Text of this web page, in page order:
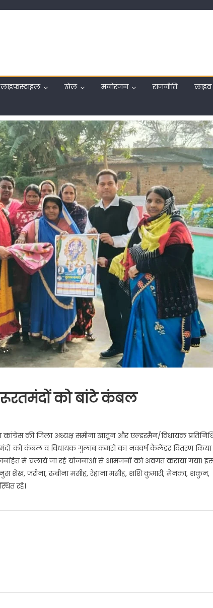
लाइफस्टाइल खेल मनोरंजन राजनीति
लाइव
को बांटे कंबल
की जिला अध्यक्ष समीना खातून और एल्डरमैन/विधायक
को कंबल व विधायक गुलाब कमरो का नववर्ष कैलेंडर वितरण किया
जनहित मे चलाये जा रहे योजनाओं से आमजनों को अवगत कराया गया।
शेख, जरीना, रुबीना मसीह, रेहाना मसीह, शशि कुमारी, मेनका, शकुन,
रहे।